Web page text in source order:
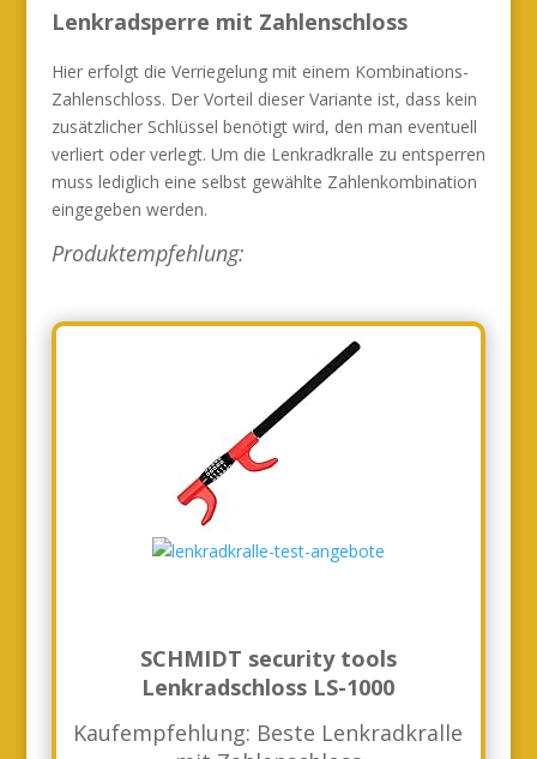
Lenkradsperre mit Zahlenschloss
Hier erfolgt die Verriegelung mit einem Kombinations-
Zahlenschloss. Der Vorteil dieser Variante ist, dass kein
zusätzlicher Schlüssel benötigt wird, den man eventuell
verliert oder verlegt. Um die Lenkradkralle zu entsperren
muss lediglich eine selbst gewählte Zahlenkombination
eingegeben werden.
Produktempfehlung:
SCHMIDT security tools
Lenkradschloss LS-1000
Kaufempfehlung: Beste Lenkradkralle